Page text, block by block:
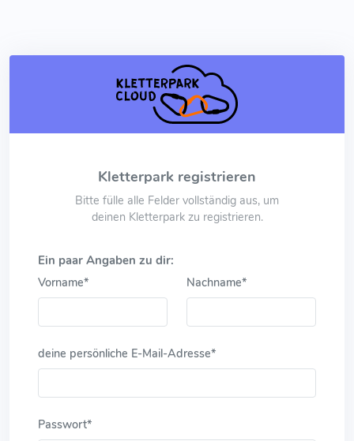
Kletterpark registrieren
Bitte fülle alle Felder vollständig aus, um
deinen Kletterpark zu registrieren.
Ein paar Angaben zu dir:
Vorname*
Nachname*
deine persönliche E-Mail-Adresse*
Passwort*